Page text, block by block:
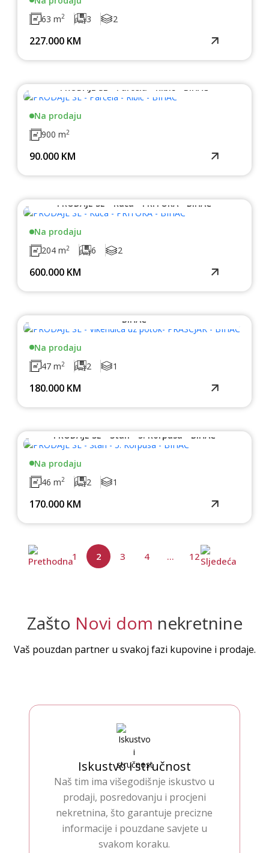
63 m2 3 2
227.000 KM
PRODAJE SE - Parcela - Ribić - BIHAĆ
Na prodaju
900 m2
90.000 KM
PRODAJE SE - Kuća - PRITOKA - BIHAĆ
Na prodaju
204 m2 6 2
600.000 KM
BIHAĆ
Na prodaju
47 m2 2 1
180.000 KM
PRODAJE SE - Stan - 5. Korpusa - BIHAĆ
Na prodaju
46 m2 2 1
170.000 KM
1 2 3 4 ... 12
Zašto Novi dom nekretnine
Vaš pouzdan partner u svakoj fazi kupovine i prodaje.
Iskustvo i stručnost
Naš tim ima višegodišnje iskustvo u
prodaji, posredovanju i procjeni
nekretnina, što garantuje precizne
informacije i pouzdane savjete u
svakom koraku.